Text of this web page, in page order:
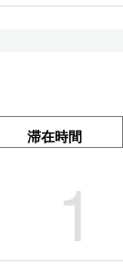
滞在時間
1